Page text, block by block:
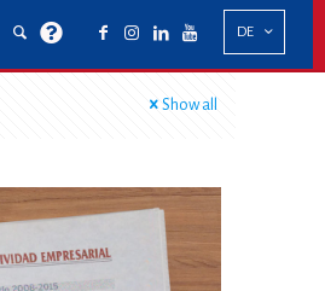
DE
Show all